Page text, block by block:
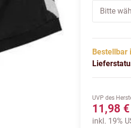
Bitte
Bestellbar
UVP des
11,98 €
inkl. 19%